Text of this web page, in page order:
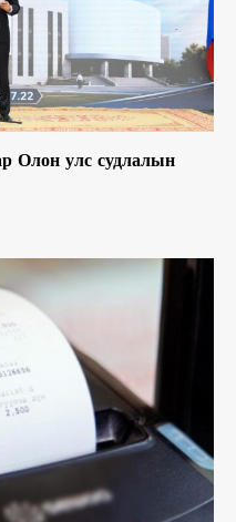
Олон улс судлалын